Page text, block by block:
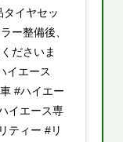
イヤセッ
ー整備後、
ださいま
イエース
#ハイエー
イエース専
ティー #リ